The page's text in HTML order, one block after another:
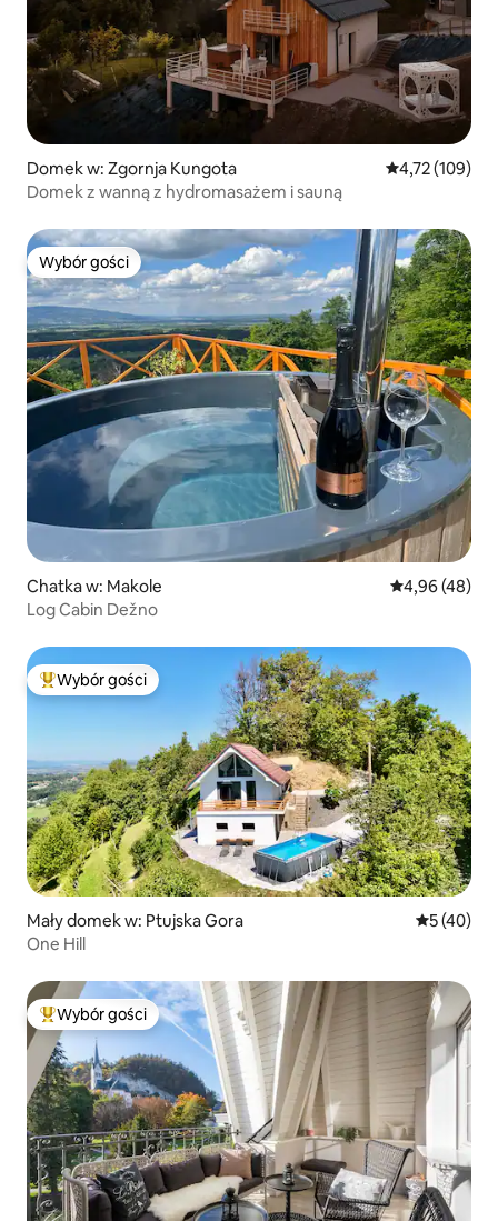
Domek w: Zgornja Kungota Średnia
4,72 (109)
Domek z wanną z hydromasażem i sauną
Wybór gości
Wybór gości
Chatka w: Makole Średnia
4,96 (48)
Log Cabin Dežno
Najpopularniejsze z kategorii Wybór gości
Wybór gości
Mały domek w: Ptujska Gora Średnia
5 (40)
One Hill
Najpopularniejsze z kategorii Wybór gości
Wybór gości